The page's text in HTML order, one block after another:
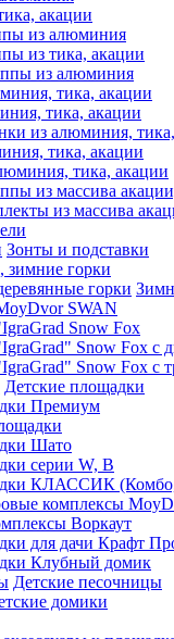
акации
из алюминия
из тика, акации
из алюминия
тика, акации
тика, акации
из алюминия,
тика, акации
тика, акации
из массива
из массива
Зонты и подставки
зимние горки
SWAN
Snow Fox
Snow Fox с
Snow Fox с
Детские площадки
Премиум
Шато
серии W, В
КЛАССИК
комплексы
Воркаут
для дачи Крафт
Клубный домик
Детские песочницы
домики